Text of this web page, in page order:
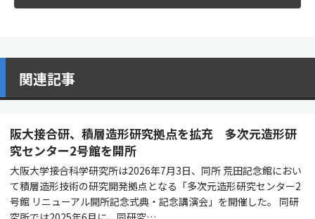
関連記事
阪大接合研、積層造形研究拠点を拡充 多次元造形研
究センター2号館を開所
大阪大学接合科学研究所は2026年7月3日、同所 荒田記念館におい
て積層造形技術の研究開発拠点となる「多次元造形研究センター2
号館 リニューアル開所記念式典・記念講演会」を開催した。 同研